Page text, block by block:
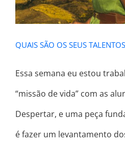
QUAIS SÃO OS SEUS
Essa semana eu estou
“missão de vida” com as
Despertar, e uma peça
é fazer um levantamento